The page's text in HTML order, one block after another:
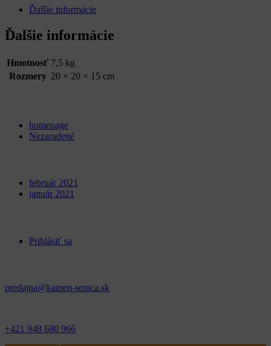
Ďalšie informácie
Ďalšie informácie
Hmotnosť 7,5 kg
Rozmery 20 × 20 × 15 cm
homepage
Nezaradené
február 2021
január 2021
Prihlásiť sa
predajna@kamen-senica.sk
+421 948 680 966